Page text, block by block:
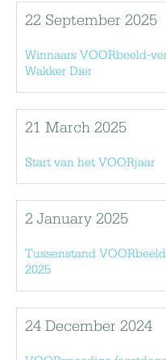
22 September 2025
Winnaars VOORbeeld-
Wakker Dier
21 March 2025
Start van het VOORjaar
2 January 2025
Tussenstand
2025
24 December 2024